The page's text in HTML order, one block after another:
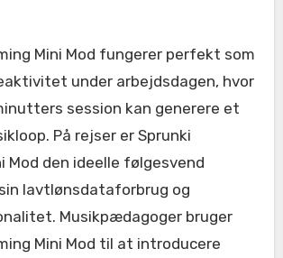
Mini Mod fungerer perfekt som
under arbejdsdagen, hvor
session kan generere et
På rejser er Sprunki
Mod den ideelle følgesvend
lavtlønsdataforbrug og
Musikpædagoger bruger
Mini Mod til at introducere